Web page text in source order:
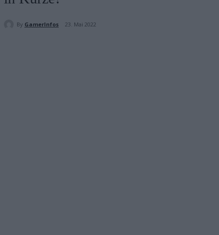
By GamerInfos 23. Mai 2022